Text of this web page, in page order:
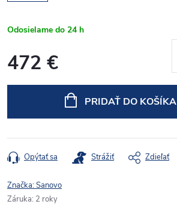
Odosielame do 24 h
472 €
PRIDAŤ DO KOŠÍKA
Opýtať sa Strážiť Zdieľať
Značka:Sanovo
Záruka: 2 roky